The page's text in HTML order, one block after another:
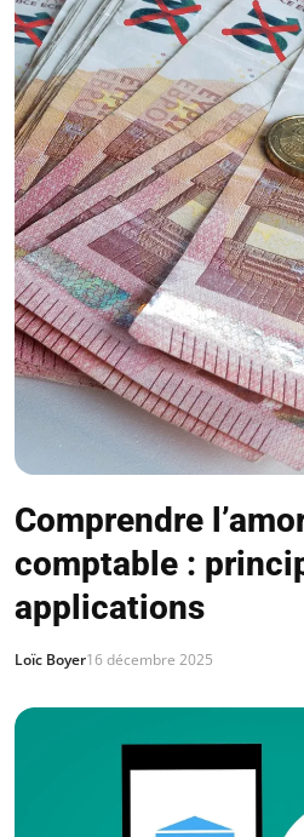
Comprendre
comptable :
applications
Loïc Boyer16 décembre 2025